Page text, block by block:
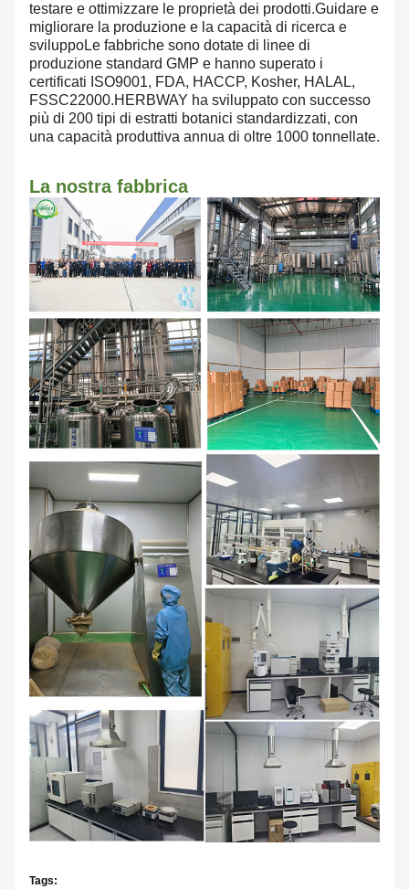
testare e ottimizzare le proprietà dei prodotti.Guidare e
migliorare la produzione e la capacità di ricerca e
sviluppoLe fabbriche sono dotate di linee di
produzione standard GMP e hanno superato i
certificati ISO9001, FDA, HACCP, Kosher, HALAL,
FSSC22000.HERBWAY ha sviluppato con successo
più di 200 tipi di estratti botanici standardizzati, con
una capacità produttiva annua di oltre 1000 tonnellate.
La nostra fabbrica
Tags: